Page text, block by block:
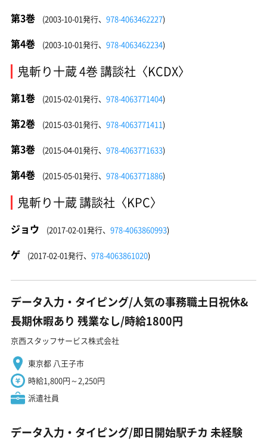
第3巻 (2003-10-01発行、 978-4063462227)
第4巻 (2003-10-01発行、 978-4063462234)
鬼斬り十蔵 4巻 講談社〈KCDX〉
第1巻 (2015-02-01発行、 978-4063771404)
第2巻 (2015-03-01発行、 978-4063771411)
第3巻 (2015-04-01発行、 978-4063771633)
第4巻 (2015-05-01発行、 978-4063771886)
鬼斬り十蔵 講談社〈KPC〉
ジョウ (2017-02-01発行、 978-4063860993)
ゲ (2017-02-01発行、 978-4063861020)
データ入力・タイピング/人気の事務職土日祝休&
長期休暇あり 残業なし/時給1800円
京西スタッフサービス株式会社
東京都 八王子市
時給1,800円～2,250円
派遣社員
データ入力・タイピング/即日開始駅チカ 未経験